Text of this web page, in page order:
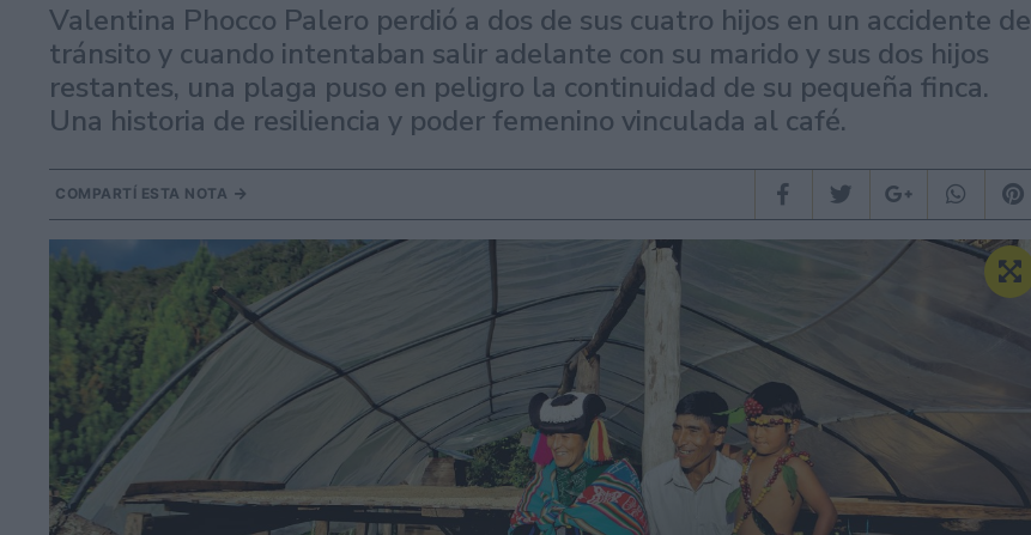
Valentina Phocco Palero perdió a dos de sus cuatro hijos en un accidente de
tránsito y cuando intentaban salir adelante con su marido y sus dos hijos
restantes, una plaga puso en peligro la continuidad de su pequeña finca.
Una historia de resiliencia y poder femenino vinculada al café.
COMPARTÍ ESTA NOTA